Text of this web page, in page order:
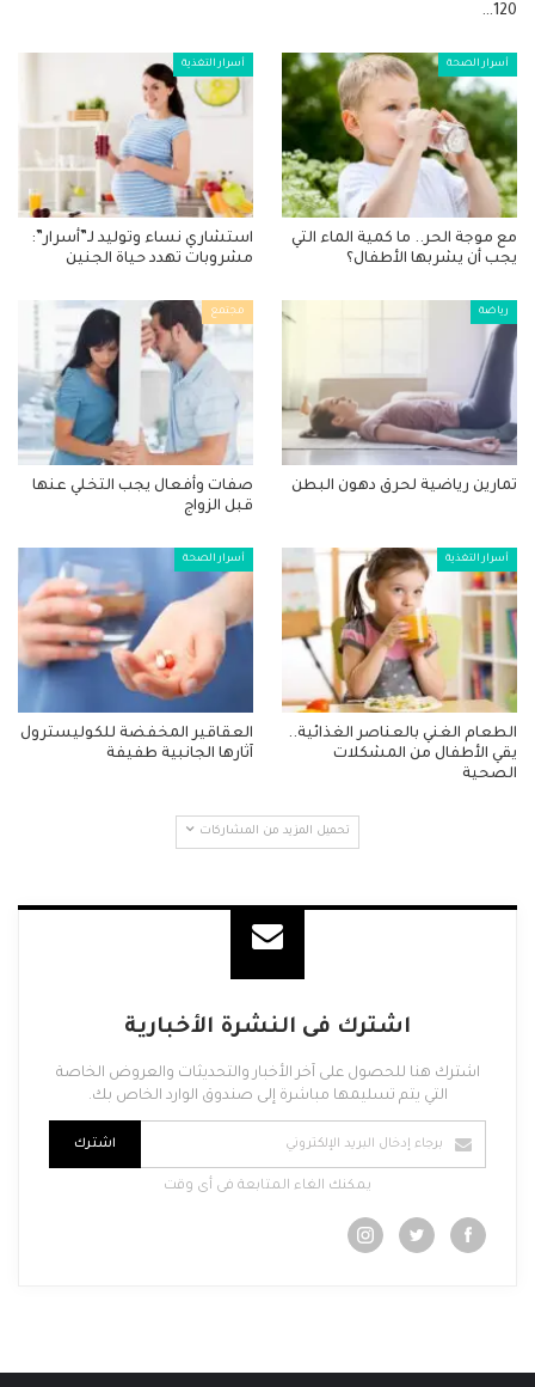
120…
أسرار الصحة
مع موجة الحر.. ما كمية الماء التي
يجب أن يشربها الأطفال؟
أسرار التغذية
استشاري نساء وتوليد لـ”أسرار”:
مشروبات تهدد حياة الجنين
رياضة
تمارين رياضية لحرق دهون البطن
مجتمع
صفات وأفعال يجب التخلي عنها
قبل الزواج
أسرار التغذية
الطعام الغني بالعناصر الغذائية..
يقي الأطفال من المشكلات
الصحية
أسرار الصحة
العقاقير المخفضة للكوليسترول
آثارها الجانبية طفيفة
تحميل المزيد من المشاركات
اشترك فى النشرة الأخبارية
اشترك هنا للحصول على آخر الأخبار والتحديثات والعروض الخاصة
التي يتم تسليمها مباشرة إلى صندوق الوارد الخاص بك.
اشترك
يمكنك الغاء المتابعة فى أى وقت